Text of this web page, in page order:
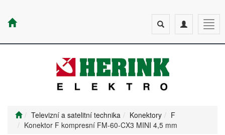
Toggle
navigation
Toggle
search
Televizní a satelitní technika Konektory
F
Konektor F kompresní FM-60-CX3 MINI 4,5 mm